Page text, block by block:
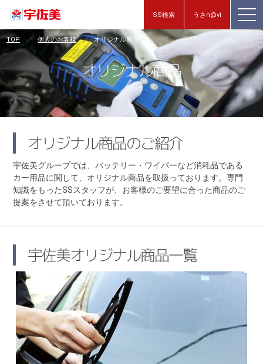
SS検索 うさn@vi
TOP 個人のお客様 オリジナル商品
オリジナル商品
オリジナル商品のご紹介
宇佐美グループでは、バッテリー・ワイパーなど消耗品である
カー用品に関して、オリジナル商品を取扱っております。専門
知識をもったSSスタッフが、お客様のご要望に合った商品のご
提案をさせて頂いております。
宇佐美オリジナル商品一覧